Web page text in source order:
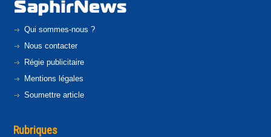
Qui sommes-nous ?
Nous contacter
Régie publicitaire
Mentions légales
Soumettre article
Rubriques